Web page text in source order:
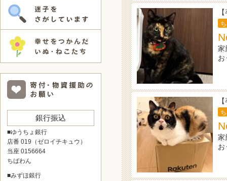
家
お
家
お
銀行振込
■ゆうちょ銀行
店番 019（ゼロイチキュウ）
当座 0156664
ちばわん
■みずほ銀行